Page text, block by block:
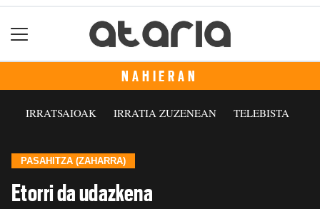
NAHIERAN
IRRATSAIOAK IRRATIA ZUZENEAN TELEBISTA
PASAHITZA (ZAHARRA)
Etorri da udazkena